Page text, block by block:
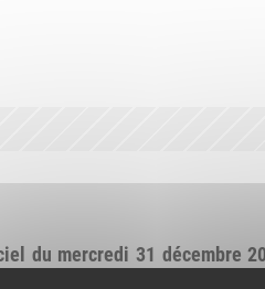
du mercredi 31 décembre
le Conseil constitutionnel.